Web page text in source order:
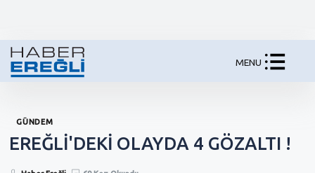
MENU
GÜNDEM
EREĞLİ'DEKİ OLAYDA 4 GÖZALTI !